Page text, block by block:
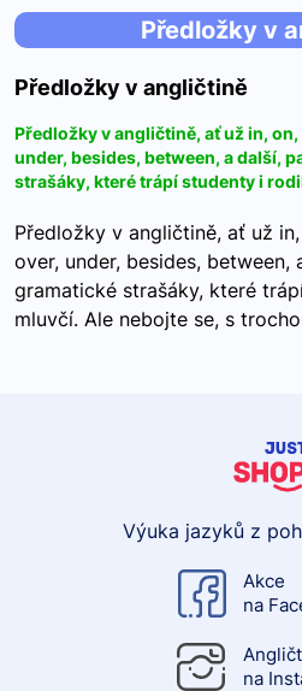
Předložky v
Předložky v angličtině
Předložky v angličtině, ať už in,
under, besides, between, a další,
strašáky, které trápí studenty i
Předložky v angličtině, ať už
over, under, besides,
gramatické strašáky, které
mluvčí. Ale nebojte se, s
Výuka jazyků z
Akce
na
na